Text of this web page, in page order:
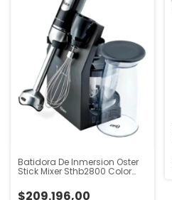
Batidora De Inmersion Oster
Stick Mixer Sthb2800 Color
$209.196,00